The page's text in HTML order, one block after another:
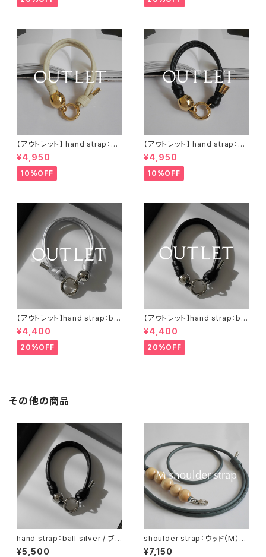
【アウトレット】 hand strap：M
oval gold / アイボリー
¥4,950
10%OFF
【アウトレット】 hand strap：M
oval gold / ブラック
¥4,950
10%OFF
【アウトレット】hand strap：bal
l silver / シルバー
¥4,400
20%OFF
【アウトレット】hand strap：bal
l silver / ブラック
¥4,400
20%OFF
その他の商品
hand strap：ball silver / ブラ
ック
¥5,500
shoulder strap：ウッド（M）×
5 ナチュラル / グレー
¥7,150